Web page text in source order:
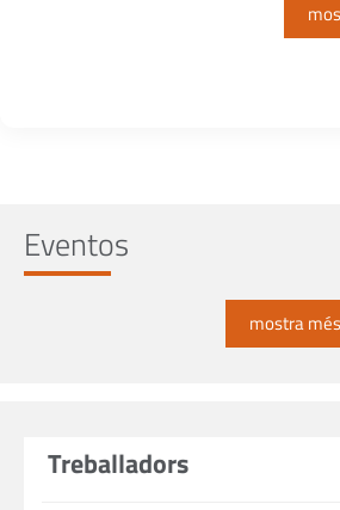
Eventos
mostra
Treballadors